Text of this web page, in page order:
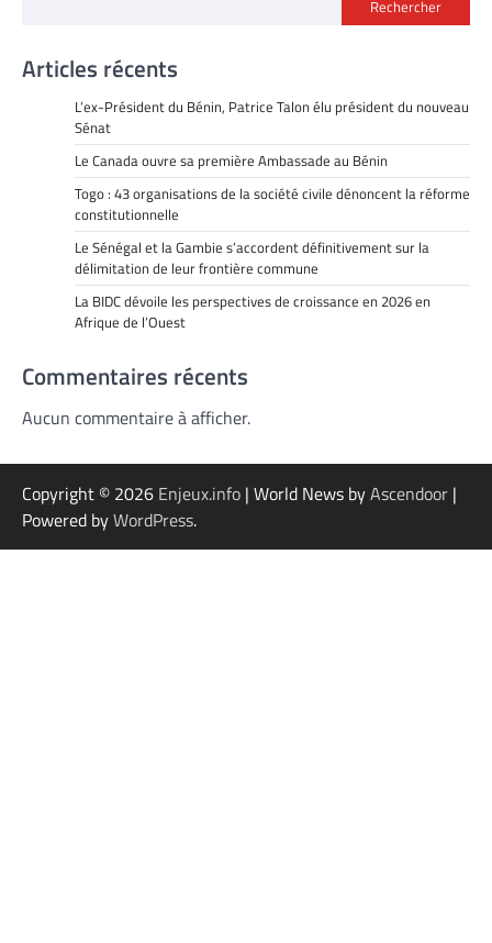
Rechercher
Articles récents
L’ex-Président du Bénin, Patrice Talon élu président du nouveau
Sénat
Le Canada ouvre sa première Ambassade au Bénin
Togo : 43 organisations de la société civile dénoncent la réforme
constitutionnelle
Le Sénégal et la Gambie s’accordent définitivement sur la
délimitation de leur frontière commune
La BIDC dévoile les perspectives de croissance en 2026 en
Afrique de l’Ouest
Commentaires récents
Aucun commentaire à afficher.
Copyright © 2026 Enjeux.info | World News byAscendoor |
Powered byWordPress.